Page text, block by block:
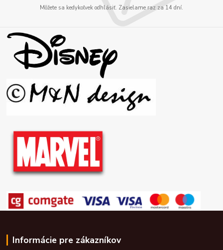
Môžete sa kedykoľvek odhlásiť. Zasielame raz za 14 dní.
Informácie pre zákazníkov